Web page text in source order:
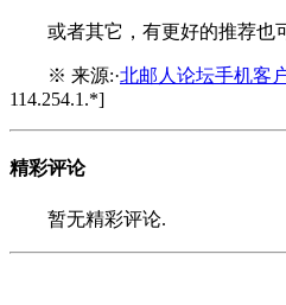
或者其它，有更好的推荐也
※ 来源:·北邮人论坛手机客
114.254.1.*]
精彩评论
暂无精彩评论.